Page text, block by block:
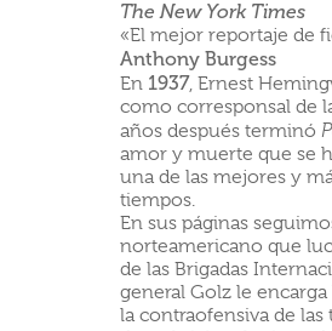
The New York Times
«El mejor reportaje de
Anthony Burgess
En 1937, Ernest
como corresponsal de
años después terminó
amor y muerte que se
una de las mejores y
tiempos.
En sus páginas
norteamericano que
de las Brigadas
general Golz le
la contraofensiva de las